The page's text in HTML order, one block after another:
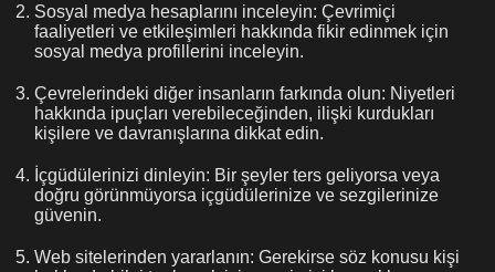
Sosyal medya hesaplarını inceleyin: Çevrimiçi
faaliyetleri ve etkileşimleri hakkında fikir edinmek için
sosyal medya profillerini inceleyin.
Çevrelerindeki diğer insanların farkında olun: Niyetleri
hakkında ipuçları verebileceğinden, ilişki kurdukları
kişilere ve davranışlarına dikkat edin.
İçgüdülerinizi dinleyin: Bir şeyler ters geliyorsa veya
doğru görünmüyorsa içgüdülerinize ve sezgilerinize
güvenin.
Web sitelerinden yararlanın: Gerekirse söz konusu kişi